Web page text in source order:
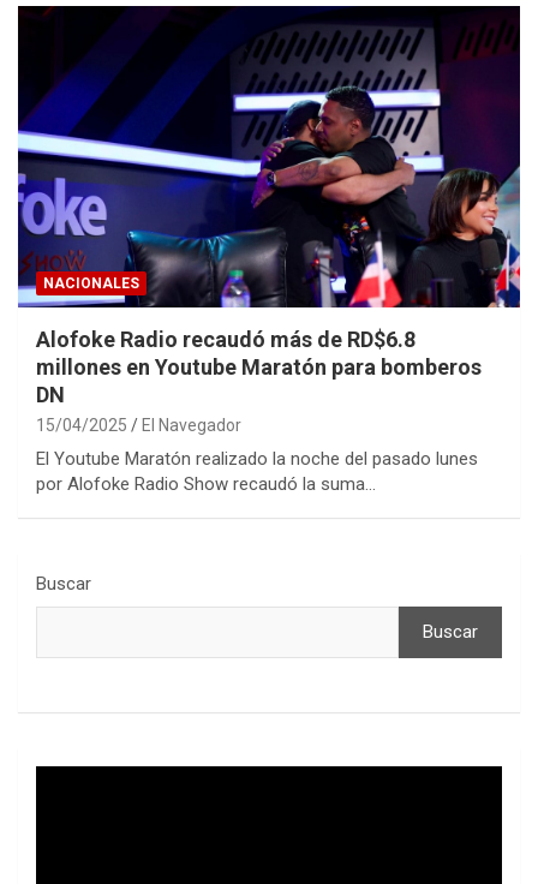
NACIONALES
Alofoke Radio recaudó más de RD$6.8
millones en Youtube Maratón para bomberos
DN
15/04/2025 El Navegador
El Youtube Maratón realizado la noche del pasado lunes
por Alofoke Radio Show recaudó la suma…
Buscar
Buscar